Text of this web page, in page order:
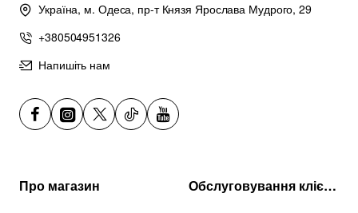
Україна, м. Одеса, пр-т Князя Ярослава Мудрого, 29
+380504951326
Напишіть нам
Про магазин Обслуговування клієнтів